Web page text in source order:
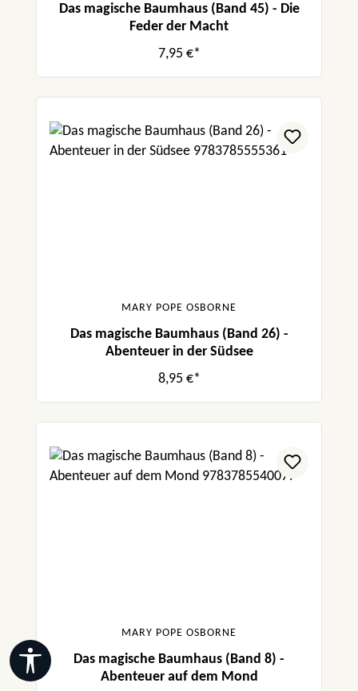
Das magische Baumhaus (Band 45) - Die
Feder der Macht
7,95 €*
MARY POPE OSBORNE
Das magische Baumhaus (Band 26) -
Abenteuer in der Südsee
8,95 €*
MARY POPE OSBORNE
Das magische Baumhaus (Band 8) -
Abenteuer auf dem Mond
Werkzeugleiste anzeigen